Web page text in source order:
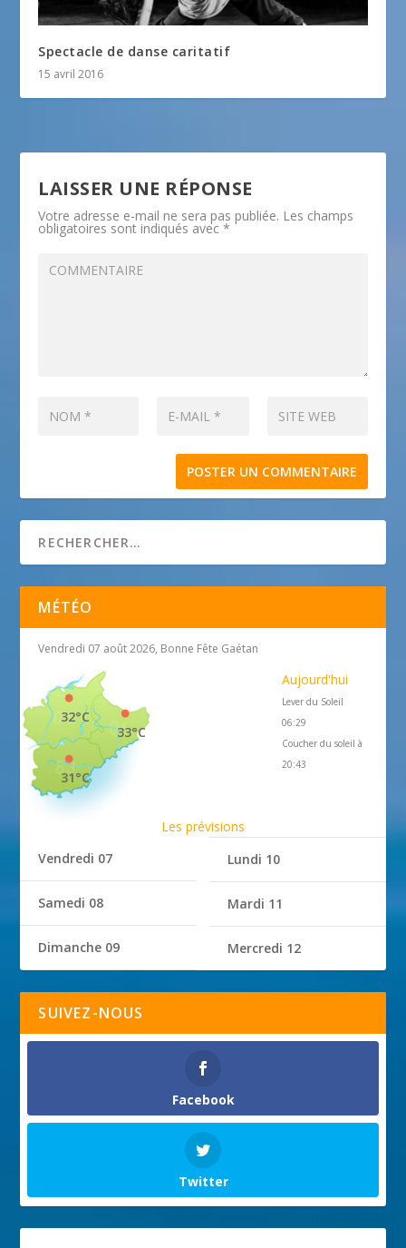
Spectacle de danse caritatif
15 avril 2016
LAISSER UNE RÉPONSE
Votre adresse e-mail ne sera pas publiée. Les champs
obligatoires sont indiqués avec*
MÉTÉO
Vendredi 07 août 2026, Bonne Fête Gaétan
33°C
32°C
31°C
Aujourd'hui
Lever du Soleil
06:29
Coucher du soleil à
20:43
Les prévisions
Vendredi 07
Samedi 08
Dimanche 09
Lundi 10
Mardi 11
Mercredi 12
SUIVEZ-NOUS
Facebook
Twitter